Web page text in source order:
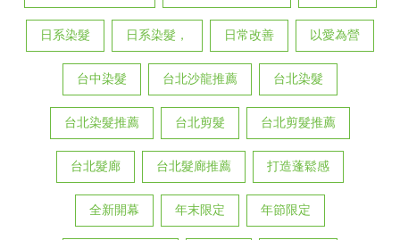
日系染髮 日系染髮， 日常改善 以愛為營
台中染髮 台北沙龍推薦 台北染髮
台北染髮推薦 台北剪髮 台北剪髮推薦
台北髮廊 台北髮廊推薦 打造蓬鬆感
全新開幕 年末限定 年節限定